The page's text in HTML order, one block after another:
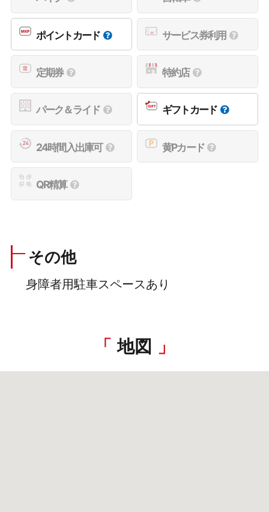
ポイントカード サービス券利用
定期券 特約店
パーク＆ライド ギフトカード
24時間入出庫可 黄Pカード
QR精算
その他
身障者用駐車スペースあり
地図